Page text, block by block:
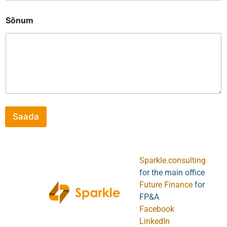
*
Sõnum
Saada
Sparkle.consulting
for the main office
Future Financefor
FP&A
Facebook
LinkedIn